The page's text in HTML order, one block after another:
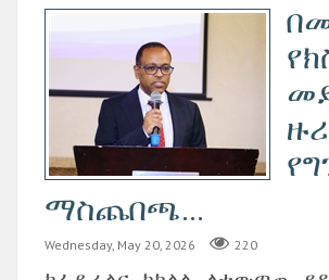
ማስጨበጫ...
Wednesday, May 20, 2026 220